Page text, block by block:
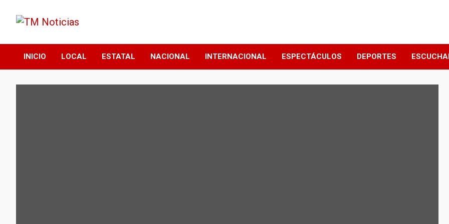
contenido
TM Noticias
INICIO LOCAL ESTATAL NACIONAL INTERNACIONAL ESPECTÁCULOS DEPORTES